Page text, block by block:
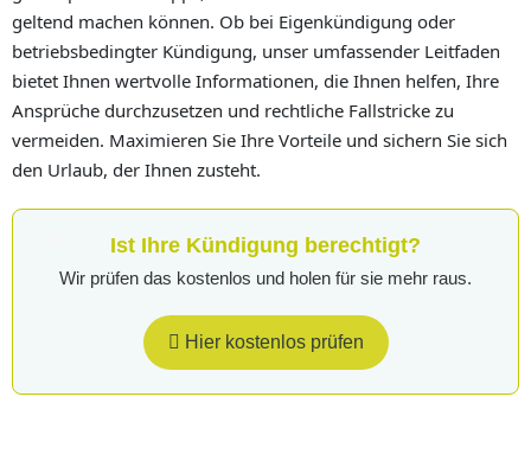
geltend machen können. Ob bei Eigenkündigung oder
betriebsbedingter Kündigung, unser umfassender Leitfaden
bietet Ihnen wertvolle Informationen, die Ihnen helfen, Ihre
Ansprüche durchzusetzen und rechtliche Fallstricke zu
vermeiden. Maximieren Sie Ihre Vorteile und sichern Sie sich
den Urlaub, der Ihnen zusteht.
Ist Ihre Kündigung berechtigt?
Wir prüfen das kostenlos und holen für sie mehr raus.
Hier kostenlos prüfen